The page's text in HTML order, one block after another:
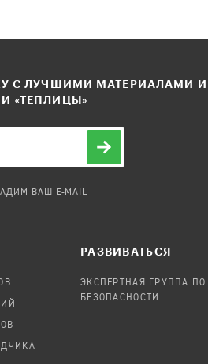
С ЛУЧШИМИ МАТЕРИАЛАМИ И
«ТЕПЛИЦЫ»
ВАШ E-MAIL
РАЗВИВАТЬСЯ
ЭКСПЕРТНАЯ ГРУППА ПО
БЕЗОПАСНОСТИ